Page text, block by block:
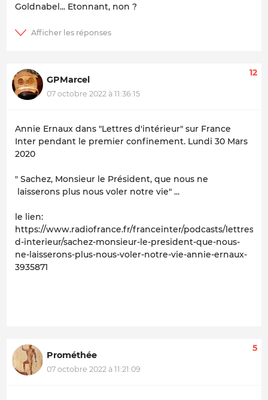
Goldnabel... Etonnant, non ?
GPMarcel
07 octobre 2022 à 11:36:15
12
Annie Ernaux dans "Lettres d'intérieur" sur France
Inter pendant le premier confinement. Lundi 30 Mars
2020
" Sachez, Monsieur le Président, que nous ne
laisserons plus nous voler notre vie" ...
le lien:
https://www.radiofrance.fr/franceinter/podcasts/lettres-
d-interieur/sachez-monsieur-le-president-que-nous-
ne-laisserons-plus-nous-voler-notre-vie-annie-ernaux-
3935871
Prométhée
07 octobre 2022 à 11:21:09
5